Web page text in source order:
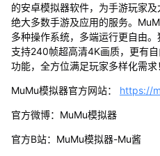
的安卓模拟器软件，为手游玩家
绝大多数手游及应用的服务。
多种操作系统，多端运行更自由。
支持240帧超高清4K画质，更有
功能，全方位满足玩家多样化需求
MuMu模拟器官方网站： https://
官方微博：MuMu模拟器
官方B站：MuMu模拟器-Mu酱